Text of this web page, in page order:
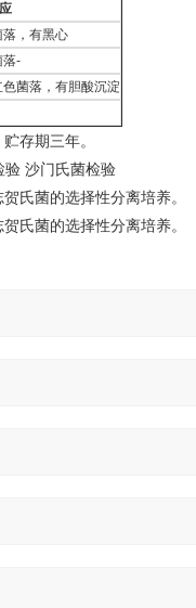
，有黑心
落-
菌落，有胆酸沉淀
存期三年。
沙门氏菌检验
氏菌的选择性分离培养。
氏菌的选择性分离培养。